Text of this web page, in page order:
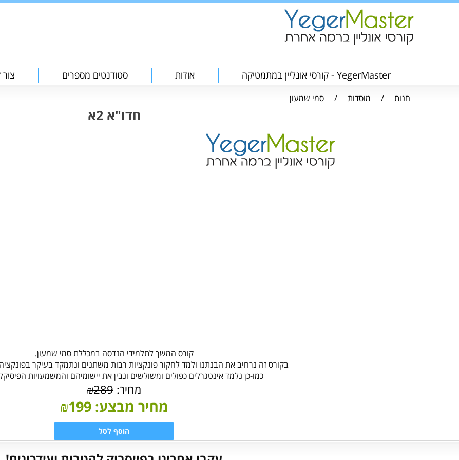
YegerMaster - קורסי אונליין במתמטיקה אודות סטודנטים מספרים
חנות / מוסדות / סמי שמעון
חדו"א 2א
קורס המשך לתלמידי הנדסה במכללת סמי שמעון.
בקורס זה נרחיב את הבנתנו ולמד לחקור פונקציות רבות משתנים ונתמקד בעיקר
כמו-כן נלמד אינטגרלים כפולים ומשולשים ונבין את יישומיהם והמשמעויות
מחיר: ₪289
מחיר מבצע: ₪199
הוסף לסל